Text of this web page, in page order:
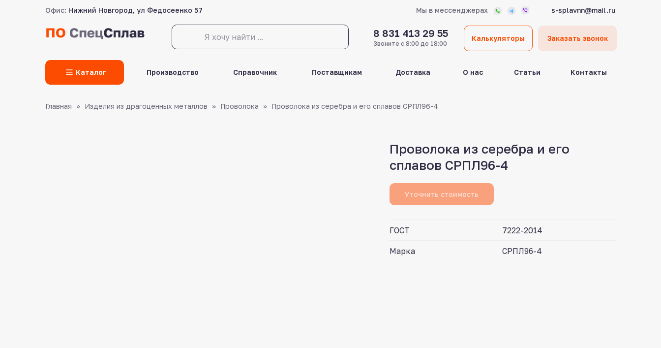
Офис: Нижний Новгород, ул Федосеенко 57 Мы в мессенджерах s-splavnn@mail.ru
Звоните с 8:00 до 18:00
LET'S GO! Производство
Калькуляторы Заказать звонок
Справочник Поставщикам Доставка О нас Статьи Контакты
8 831 413 29 55
Каталог
Главная Изделия из драгоценных металлов Проволока Проволока из серебра и его сплавов СРПЛ96-4
Проволока из серебра и его
сплавов СРПЛ96-4
Уточнить стоимость
ГОСТ 7222-2014
Марка СРПЛ96-4